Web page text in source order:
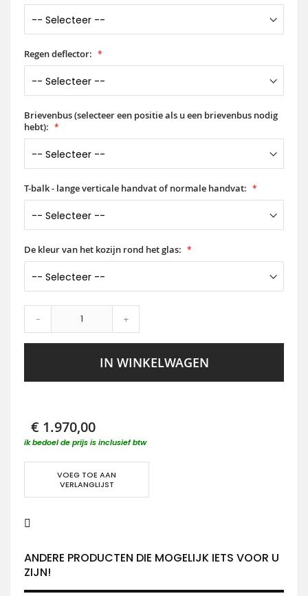
Regen deflector:
Brievenbus (selecteer een positie als u een brievenbus nodig
hebt):
T-balk - lange verticale handvat of normale handvat:
De kleur van het kozijn rond het glas:
- +
IN WINKELWAGEN
€ 1.970,00
ik bedoel de prijs is inclusief btw
VOEG TOE AAN
VERLANGLIJST
ANDERE PRODUCTEN DIE MOGELIJK IETS VOOR U
ZIJN!